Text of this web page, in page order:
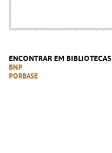
ENCONTRAR EM BIBLIOTECAS
BNP
PORBASE